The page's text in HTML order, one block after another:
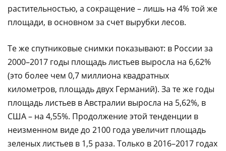
растительностью, а сокращение – лишь на 4% той же
площади, в основном за счет вырубки лесов.
Те же спутниковые снимки показывают: в России за
2000–2017 годы площадь листьев выросла на 6,62%
(это более чем 0,7 миллиона квадратных
километров, площадь двух Германий). За те же годы
площадь листьев в Австралии выросла на 5,62%, в
США – на 4,55%. Продолжение этой тенденции в
неизменном виде до 2100 года увеличит площадь
зеленых листьев в 1,5 раза. Только в 2016–2017 годах